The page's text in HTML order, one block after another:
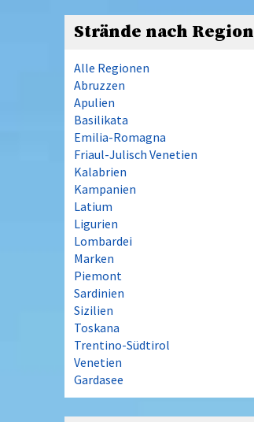
Strände nach Region
Alle Regionen
Abruzzen
Apulien
Basilikata
Emilia-Romagna
Friaul-Julisch Venetien
Kalabrien
Kampanien
Latium
Ligurien
Lombardei
Marken
Piemont
Sardinien
Sizilien
Toskana
Trentino-Südtirol
Venetien
Gardasee